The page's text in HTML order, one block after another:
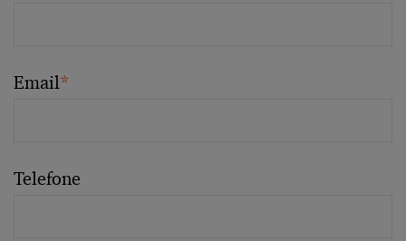
Email*
Telefone